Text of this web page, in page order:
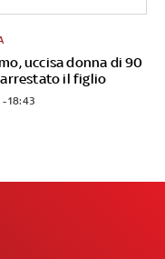
uccisa donna di 90
il figlio
- 18:43